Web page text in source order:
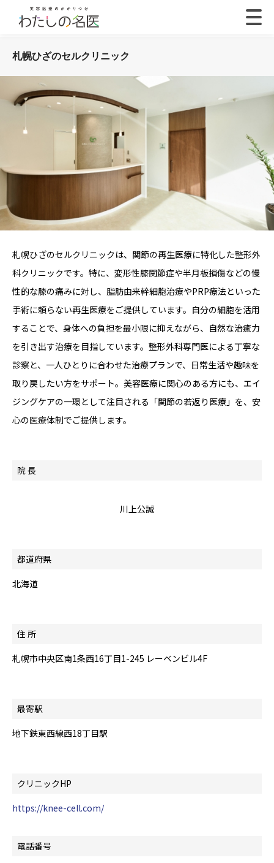
札幌ひざのセルクリニック
札幌ひざのセルクリニックは、関節の再生医療に特化した整形外
科クリニックです。特に、変形性膝関節症や半月板損傷などの慢
性的な膝の痛みに対し、脂肪由来幹細胞治療やPRP療法といった
手術に頼らない再生医療をご提供しています。自分の細胞を活用
することで、身体への負担を最小限に抑えながら、自然な治癒力
を引き出す治療を目指しています。整形外科専門医による丁寧な
診察と、一人ひとりに合わせた治療プランで、日常生活や趣味を
取り戻したい方をサポート。美容医療に関心のある方にも、エイ
ジングケアの一環として注目される「関節の若返り医療」を、安
心の医療体制でご提供します。
院 長
川上公誠
都道府県
北海道
住 所
札幌市中央区南1条西16丁目1-245 レーベンビル4F
最寄駅
地下鉄東西線西18丁目駅
クリニックHP
https://knee-cell.com/
電話番号